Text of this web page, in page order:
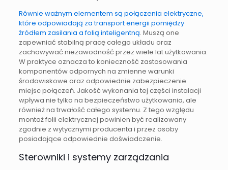
Równie ważnym elementem są połączenia elektryczne,
które odpowiadają za transport energii pomiędzy
źródłem zasilania a folią inteligentną. Muszą one
zapewniać stabilną pracę całego układu oraz
zachowywać niezawodność przez wiele lat użytkowania.
W praktyce oznacza to konieczność zastosowania
komponentów odpornych na zmienne warunki
środowiskowe oraz odpowiednie zabezpieczenie
miejsc połączeń. Jakość wykonania tej części instalacji
wpływa nie tylko na bezpieczeństwo użytkowania, ale
również na trwałość całego systemu. Z tego względu
montaż folii elektrycznej powinien być realizowany
zgodnie z wytycznymi producenta i przez osoby
posiadające odpowiednie doświadczenie.
Sterowniki i systemy zarządzania